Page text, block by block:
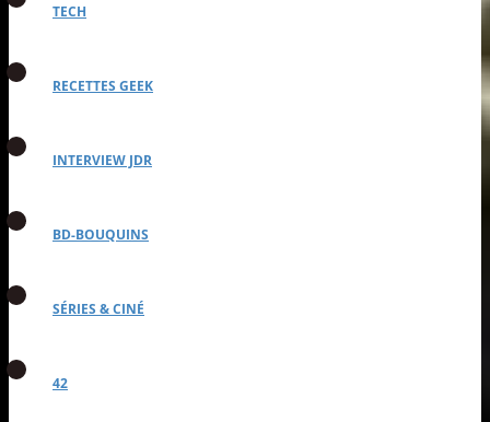
TECH
RECETTES GEEK
INTERVIEW JDR
BD-BOUQUINS
SÉRIES & CINÉ
42